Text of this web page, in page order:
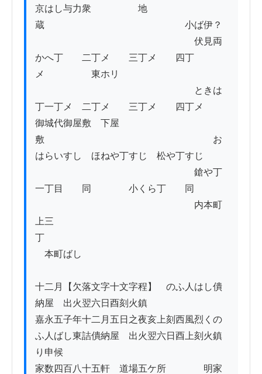
京はし与力衆　　　　　地
蔵　　　　　　　　　　　　　　　小ば伊？
伏見両
かへ丁　　二丁メ　　三丁メ　　四丁
メ　　　　　東ホリ
ときは
丁一丁メ　二丁メ　　三丁メ　　四丁メ
御城代御屋敷　下屋
敷　　　　　　　　　　　　　　　　　　お
はらいすし　ほねや丁すじ　松や丁すじ
鎗や丁
一丁目　　同　　　　小くら丁　　同
内本町
上三
丁
本町ばし
十二月【欠落文字十文字程】ゟのふ人はし僓
納屋ゟ出火翌六日酉刻火鎮
嘉永五子年十二月五日之夜亥上刻西風烈くの
ふ人ばし東詰僓納屋ゟ出火翌六日酉上刻火鎮
り申候
家数四百八十五軒　道場五ケ所　　　　明家